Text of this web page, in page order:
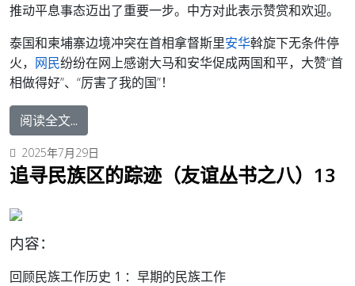
推动平息事态迈出了重要一步。中方对此表示赞赏和欢迎。
泰国和柬埔寨边境冲突在首相拿督斯里安华斡旋下无条件停
火， 网民纷纷在网上感谢大马和安华促成两国和平，大赞“首
相做得好”、“厉害了我的国”！
阅读全文...
2025年7月29日
追寻民族区的踪迹（友谊丛书之八）13
内容：
回顾民族工作历史 1 ： 早期的民族工作